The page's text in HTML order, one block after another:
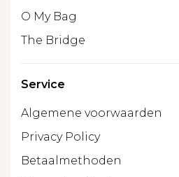
O My Bag
The Bridge
Service
Algemene voorwaarden
Privacy Policy
Betaalmethoden